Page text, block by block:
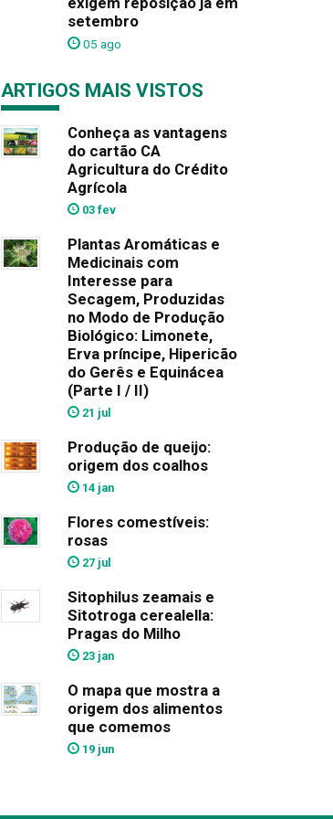
setembro
05 ago
ARTIGOS MAIS VISTOS
Conheça as vantagens
do cartão CA
Agricultura do Crédito
Agrícola
03 fev
Plantas Aromáticas e
Medicinais com
Interesse para
Secagem, Produzidas
no Modo de Produção
Biológico: Limonete,
Erva príncipe, Hipericão
do Gerês e Equinácea
(Parte I / II)
21 jul
Produção de queijo:
origem dos coalhos
14 jan
Flores comestíveis:
rosas
27 jul
Sitophilus zeamais e
Sitotroga cerealella:
Pragas do Milho
23 jan
O mapa que mostra a
origem dos alimentos
que comemos
19 jun